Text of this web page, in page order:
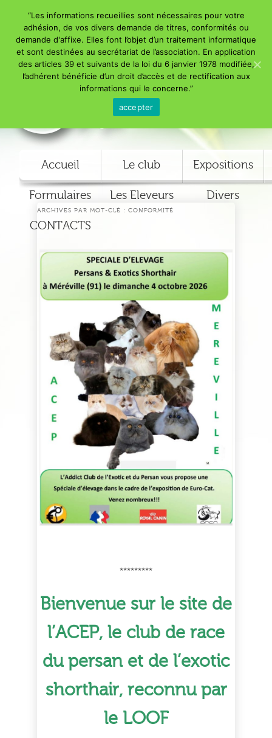
Addict Club Exotic & Persan
Aller au
contenu
principal
Aller au
contenu
secondaire
Accueil Le club Expositions
Formulaires Les Eleveurs Divers
CONTACTS
ARCHIVES PAR MOT-CLÉ :CONFORMITÉ
*********
Bienvenue sur le site de
l’ACEP, le club de race
du persan et de l’exotic
shorthair, reconnu par
le LOOF
“Les informations recueillies sont nécessaires pour votre
adhésion, de vos divers demande de titres, conformités ou
demande d'affixe. Elles font l’objet d’un traitement informatique
et sont destinées au secrétariat de l’association. En application
des articles 39 et suivants de la loi du 6 janvier 1978 modifiée,
l’adhérent bénéficie d’un droit d’accès et de rectification aux
informations qui le concerne.”
accepter